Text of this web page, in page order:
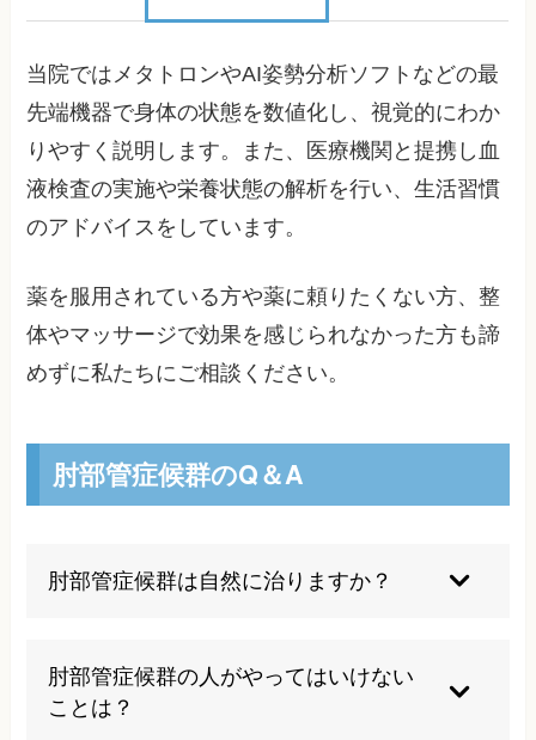
当院ではメタトロンやAI姿勢分析ソフトなどの最
先端機器で身体の状態を数値化し、視覚的にわか
りやすく説明します。また、医療機関と提携し血
液検査の実施や栄養状態の解析を行い、生活習慣
のアドバイスをしています。
薬を服用されている方や薬に頼りたくない方、整
体やマッサージで効果を感じられなかった方も諦
めずに私たちにご相談ください。
肘部管症候群のQ＆A
肘部管症候群は自然に治りますか？
が、多くの場合は適切な治療が必要です。放置す
ると進行する可能性が高いため、早期の対処が重
要です。
肘部管症候群の人がやってはいけない
ことは？